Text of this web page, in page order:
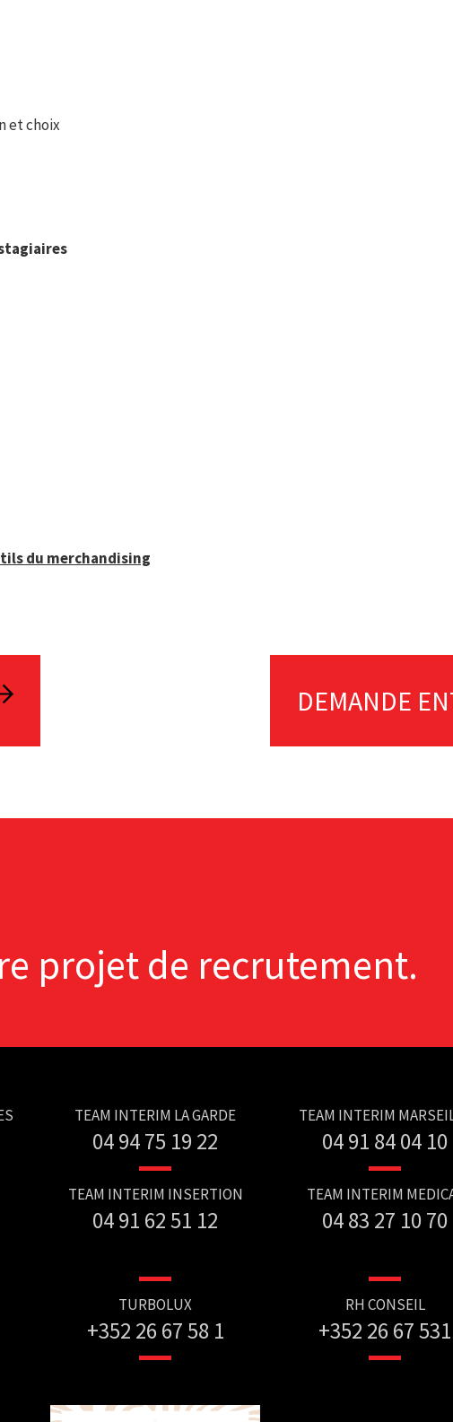
et choix
du merchandising
DEMANDE
projet de recrutement.
TEAM INTERIM LA GARDE
04 94 75 19 22
TEAM INTERIM
04 91 84 04 10
TEAM INTERIM INSERTION
04 91 62 51 12
TEAM INTERIM
04 83 27 10 70
TURBOLUX
+352 26 67 58 1
RH CONSEIL
+352 26 67 531